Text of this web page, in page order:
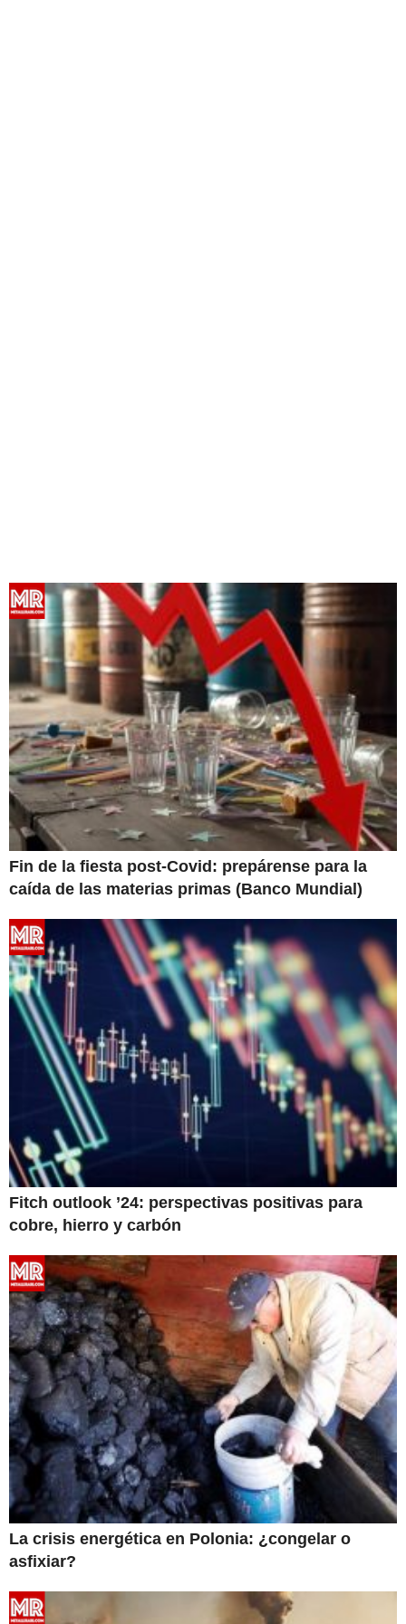
Fin de la fiesta post-Covid: prepárense para la
caída de las materias primas (Banco Mundial)
Fitch outlook ’24: perspectivas positivas para
cobre, hierro y carbón
La crisis energética en Polonia: ¿congelar o
asfixiar?